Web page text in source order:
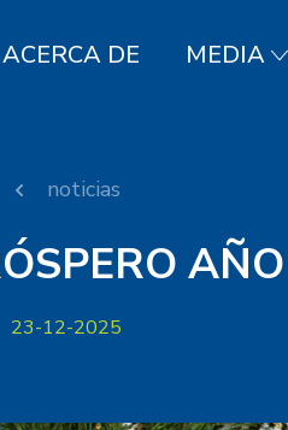
ACERCA DE MEDIA
noticias
23-12-2025